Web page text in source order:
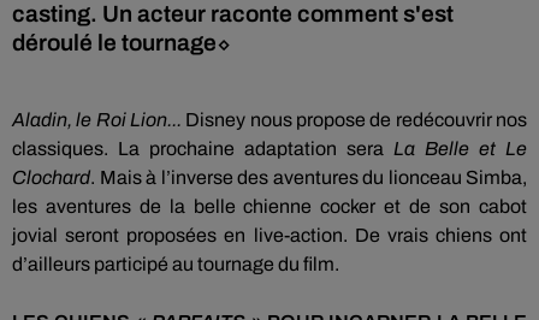
casting. Un acteur raconte comment s'est
déroulé le tournage⬦
Aladin, le Roi Lion... Disney nous propose de redécouvrir nos
classiques. La prochaine adaptation sera La Belle et Le
Clochard. Mais à l’inverse des aventures du lionceau Simba,
les aventures de la belle chienne cocker et de son cabot
jovial seront proposées en live-action. De vrais chiens ont
d’ailleurs participé au tournage du film.